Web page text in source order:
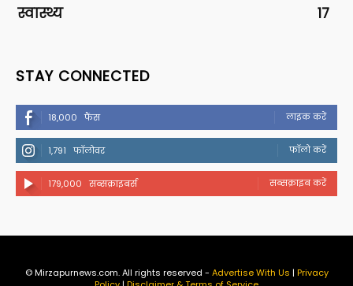
स्वास्थ्य
17
STAY CONNECTED
18,000 फैंस लाइक करें
1,791 फॉलोवर फॉलो करें
179,000 सब्सक्राइबर्स सब्सक्राइब करें
© Mirzapurnews.com. All rights reserved - Advertise With Us | Privacy